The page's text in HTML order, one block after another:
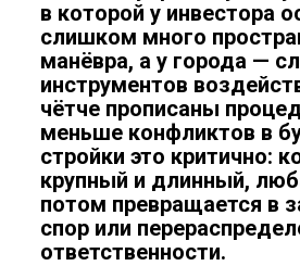
в которой у инвестора
слишком много
манёвра, а у города —
инструментов
чётче прописаны
меньше конфликтов в
стройки это критично:
крупный и длинный,
потом превращается в
спор или
ответственности.